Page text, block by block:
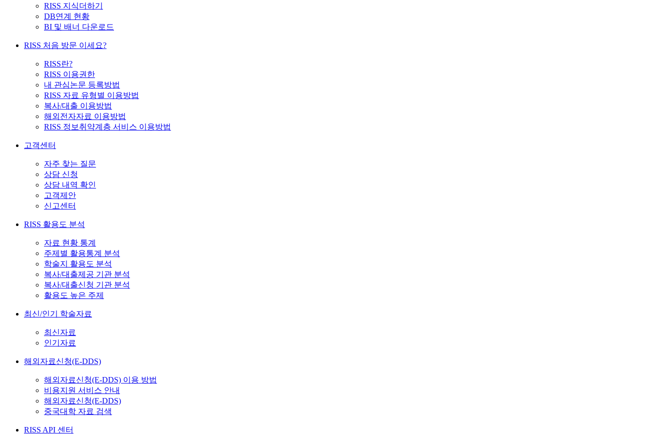
RISS 지식더하기
DB연계 현황
BI 및 배너 다운로드
RISS 처음 방문 이세요?
RISS란?
RISS 이용권한
내 관심논문 등록방법
RISS 자료 유형별 이용방법
복사/대출 이용방법
해외전자자료 이용방법
RISS 정보취약계층 서비스 이용방법
고객센터
자주 찾는 질문
상담 신청
상담 내역 확인
고객제안
신고센터
RISS 활용도 분석
자료 현황 통계
주제별 활용통계 분석
학술지 활용도 분석
복사/대출제공 기관 분석
복사/대출신청 기관 분석
활용도 높은 주제
최신/인기 학술자료
최신자료
인기자료
해외자료신청(E-DDS)
해외자료신청(E-DDS) 이용 방법
비용지원 서비스 안내
해외자료신청(E-DDS)
중국대학 자료 검색
RISS API 센터